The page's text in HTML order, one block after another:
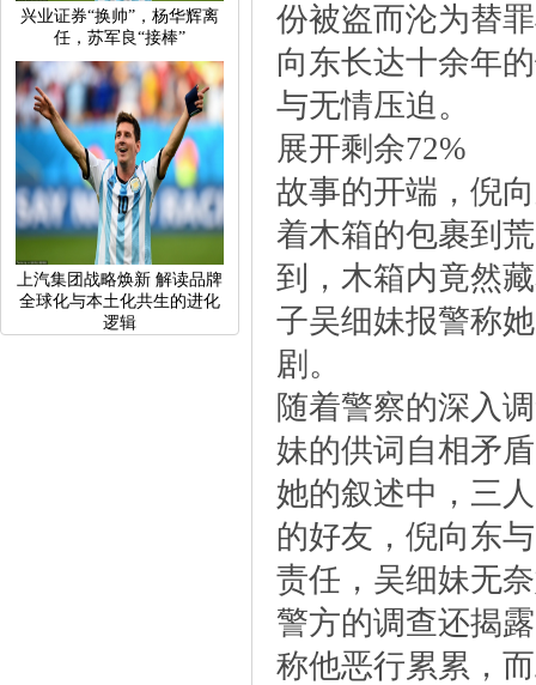
兴业证券“换帅”，杨华辉离
任，苏军良“接棒”
上汽集团战略焕新解读品牌
全球化与本土化共生的进化
逻辑
份被盗而沦为替
向东长达十余年
与无情压迫。
展开剩余72%
故事的开端，倪
着木箱的包裹到
到，木箱内竟然
子吴细妹报警称
剧。
随着警察的深入
妹的供词自相矛
她的叙述中，三
的好友，倪向东
责任，吴细妹无
警方的调查还揭
称他恶行累累，